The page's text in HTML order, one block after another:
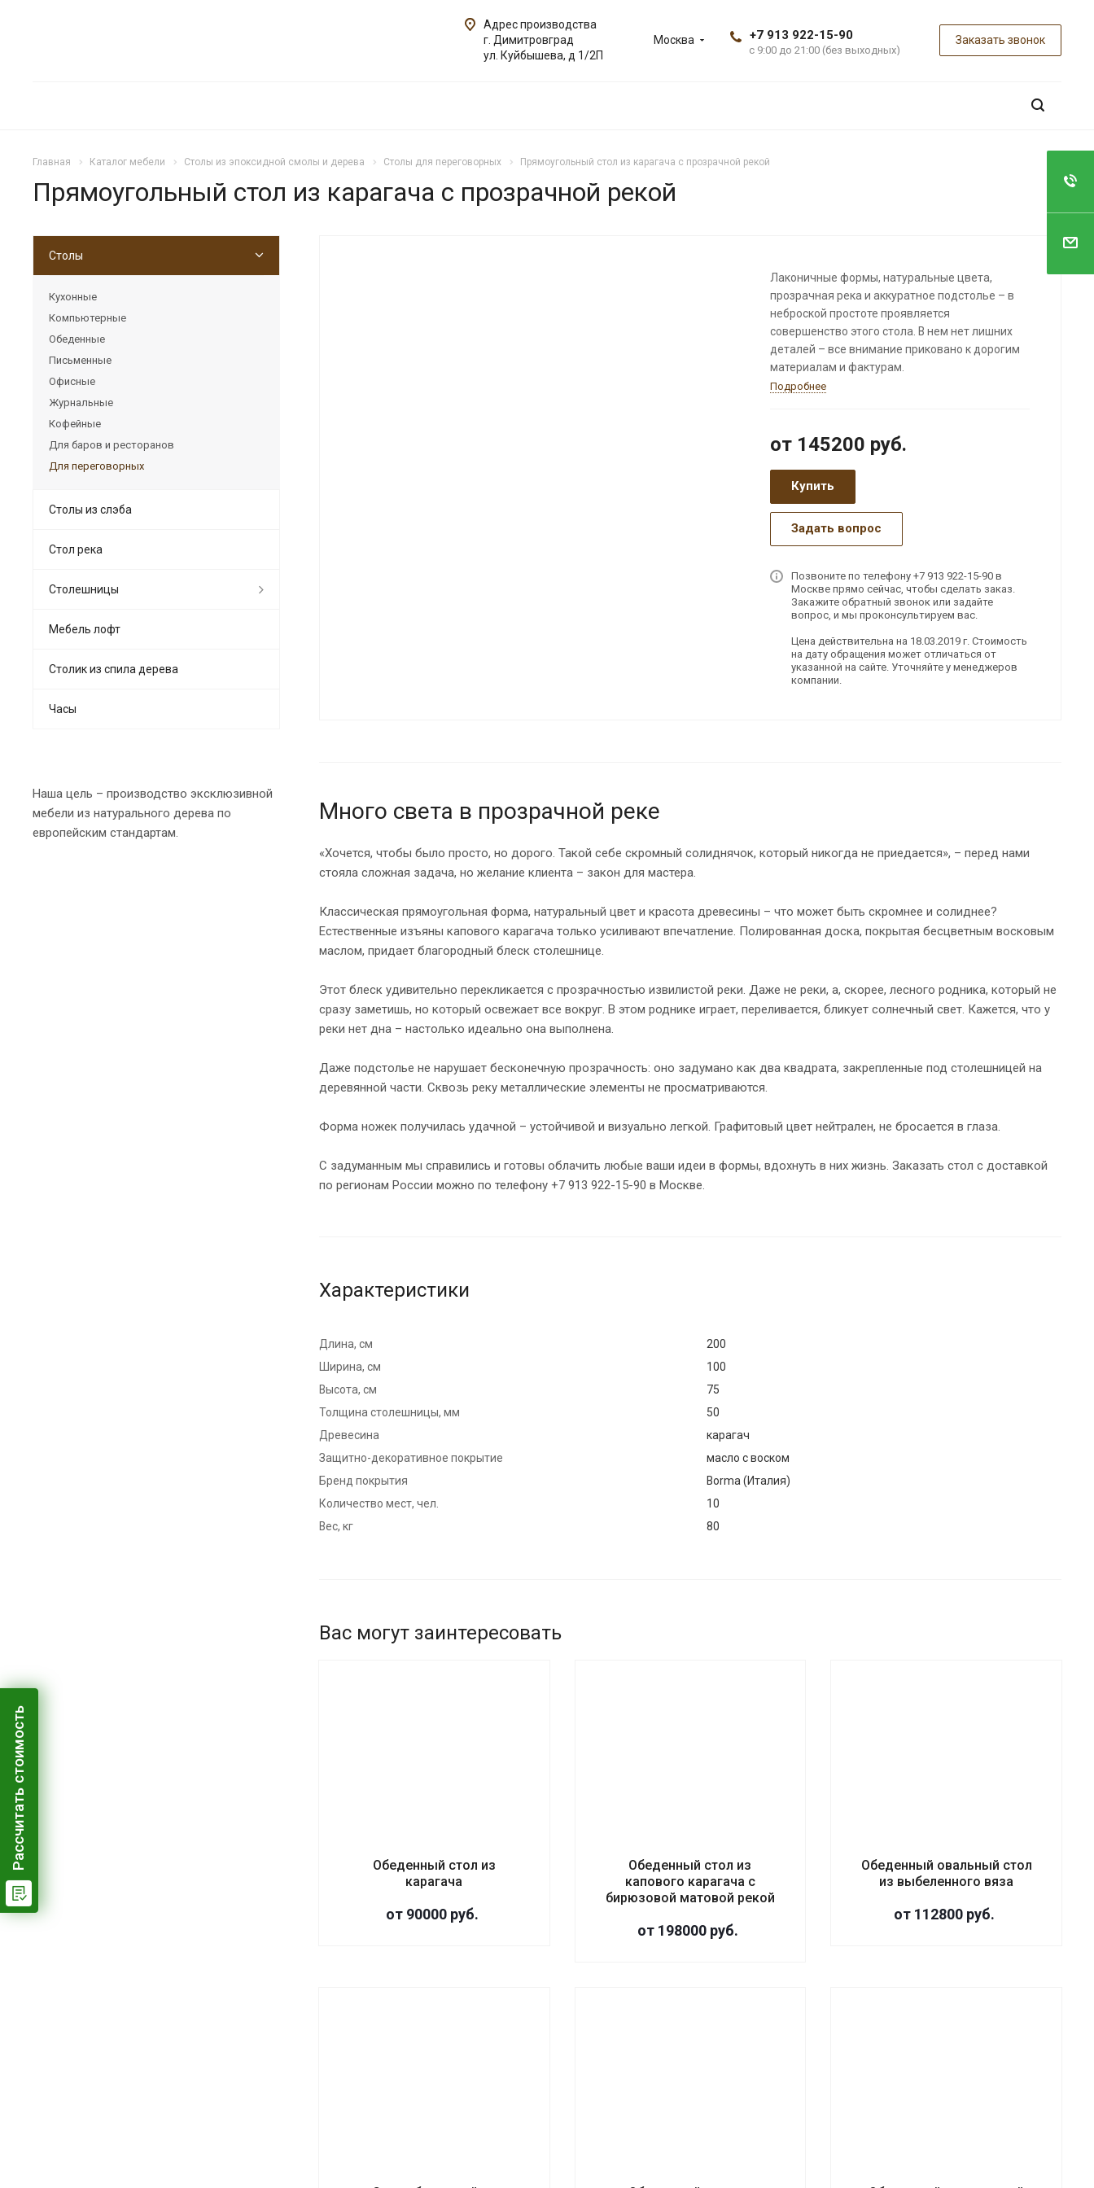
Москва +7 913 922-15-90
с 9:00 до 21:00 (без выходных)
Заказать звонок
Адрес производства
г. Димитровград
ул. Куйбышева, д 1/2П
Главная Каталог мебели Столы из эпоксидной смолы и дерева Столы для переговорных Прямоугольный стол из карагача с прозрачной рекой
Прямоугольный стол из карагача с прозрачной рекой
Лаконичные формы, натуральные цвета,
прозрачная река и аккуратное подстолье – в
неброской простоте проявляется
совершенство этого стола. В нем нет лишних
деталей – все внимание приковано к дорогим
материалам и фактурам.
Подробнее
от 145200 руб.
Купить
Задать вопрос
Позвоните по телефону +7 913 922-15-90 в
Москве прямо сейчас, чтобы сделать заказ.
Закажите обратный звонок или задайте
вопрос, и мы проконсультируем вас.
Цена действительна на 18.03.2019 г. Стоимость
на дату обращения может отличаться от
указанной на сайте. Уточняйте у менеджеров
компании.
Много света в прозрачной реке
«Хочется, чтобы было просто, но дорого. Такой себе скромный солиднячок, который никогда не приедается», – перед нами
стояла сложная задача, но желание клиента – закон для мастера.
Классическая прямоугольная форма, натуральный цвет и красота древесины – что может быть скромнее и солиднее?
Естественные изъяны капового карагача только усиливают впечатление. Полированная доска, покрытая бесцветным восковым
маслом, придает благородный блеск столешнице.
Этот блеск удивительно перекликается с прозрачностью извилистой реки. Даже не реки, а, скорее, лесного родника, который не
сразу заметишь, но который освежает все вокруг. В этом роднике играет, переливается, бликует солнечный свет. Кажется, что у
реки нет дна – настолько идеально она выполнена.
Даже подстолье не нарушает бесконечную прозрачность: оно задумано как два квадрата, закрепленные под столешницей на
деревянной части. Сквозь реку металлические элементы не просматриваются.
Форма ножек получилась удачной – устойчивой и визуально легкой. Графитовый цвет нейтрален, не бросается в глаза.
С задуманным мы справились и готовы облачить любые ваши идеи в формы, вдохнуть в них жизнь. Заказать стол с доставкой
по регионам России можно по телефону +7 913 922-15-90 в Москве.
Характеристики
Длина, см
200
Ширина, см
100
Высота, см
75
Толщина столешницы, мм
50
Древесина
карагач
Защитно-декоративное покрытие
масло с воском
Бренд покрытия
Borma (Италия)
Количество мест, чел.
10
Вес, кг
80
Вас могут заинтересовать
Обеденный стол из
карагача
от 90000 руб.
Обеденный стол из
капового карагача с
бирюзовой матовой рекой
от 198000 руб.
Обеденный овальный стол
из выбеленного вяза
от 112800 руб.
Столы
Кухонные
Компьютерные
Обеденные
Письменные
Офисные
Журнальные
Кофейные
Для баров и ресторанов
Для переговорных
Столы из слэба
Стол река
Столешницы
Мебель лофт
Столик из спила дерева
Часы
Наша цель – производство эксклюзивной
мебели из натурального дерева по
европейским стандартам.
Рассчитать стоимость